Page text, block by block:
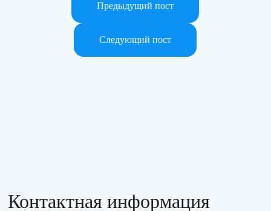
Предыдущий пост
Следующий пост
Контактная информация